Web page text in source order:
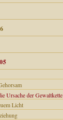
Ursache der Gewaltkette
Licht